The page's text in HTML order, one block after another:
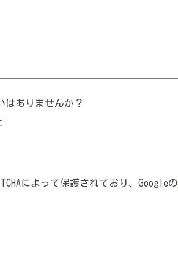
はありませんか？
によって保護されており、Googleの